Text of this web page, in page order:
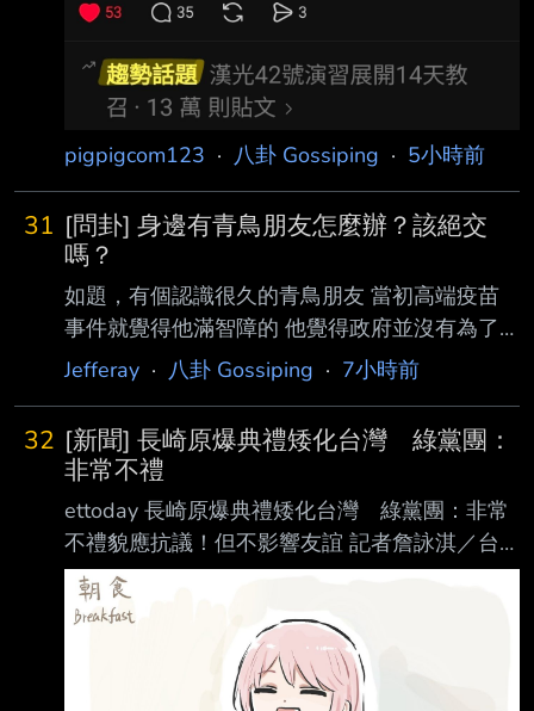
pigpigcom123 · 八卦 Gossiping · 5小時前
31 [問卦] 身邊有青鳥朋友怎麼辦？該絕交
嗎？
如題，有個認識很久的青鳥朋友 當初高端疫苗
事件就覺得他滿智障的 他覺得政府並沒有為了
圖利高端 阻攔國外疫苗採購 政府自己買不到國
白做很爛 並不是政治鬥爭 政院不斷釋憲是因為
藍白毀憲亂政 但當我提到憲法訴訟法大法官釋
憲案 大法官5人就開會時 他突然就沉默了 然後
他也支持廢死跟人本的那套理念 問他那其他人
的權益是否也要保護 就開始跳針說他們的人權
理念沒錯 問他人本怎麼不派老師親自教？ 他會
說人本自己都缺老師 不然就說他們只是民間團
體，沒什麼權力 卻要一直被罵，權責不對
Jefferay · 八卦 Gossiping · 7小時前
32 [新聞] 長崎原爆典禮矮化台灣 綠黨團：
非常不禮
ettoday 長崎原爆典禮矮化台灣 綠黨團：非常
不禮貌應抗議！但不影響友誼 記者詹詠淇／台
北報導 由於長崎市政府將我方代表團座位區安
排在使節團區域外，因此駐日代表李逸洋和公使
均 未出席，改由福岡分處長陳銘俊代表參加，
以示抗議。不過外交部則稱，座位區域鄰接使
節團區、未受到區隔，相關安排較去年已有進